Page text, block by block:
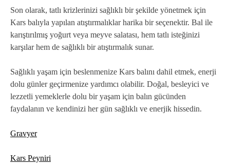
Son olarak, tatlı krizlerinizi sağlıklı bir şekilde yönetmek için
Kars balıyla yapılan atıştırmalıklar harika bir seçenektir. Bal ile
karıştırılmış yoğurt veya meyve salatası, hem tatlı isteğinizi
karşılar hem de sağlıklı bir atıştırmalık sunar.
Sağlıklı yaşam için beslenmenize Kars balını dahil etmek, enerji
dolu günler geçirmenize yardımcı olabilir. Doğal, besleyici ve
lezzetli yemeklerle dolu bir yaşam için balın gücünden
faydalanın ve kendinizi her gün sağlıklı ve enerjik hissedin.
Gravyer
Kars Peyniri